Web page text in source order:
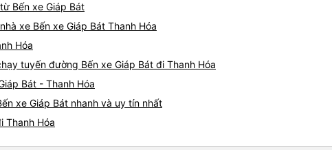
Bến xe Giáp Bát
xe Bến xe Giáp Bát Thanh Hóa
Hóa
tuyến đường Bến xe Giáp Bát đi Thanh Hóa
Bát - Thanh Hóa
xe Giáp Bát nhanh và uy tín nhất
Thanh Hóa